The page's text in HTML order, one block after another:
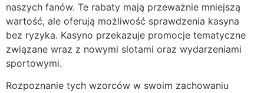
naszych fanów. Te rabaty mają przeważnie mniejszą
wartość, ale oferują możliwość sprawdzenia kasyna
bez ryzyka. Kasyno przekazuje promocje tematyczne
związane wraz z nowymi slotami oraz wydarzeniami
sportowymi.
Rozpoznanie tych wzorców w swoim zachowaniu